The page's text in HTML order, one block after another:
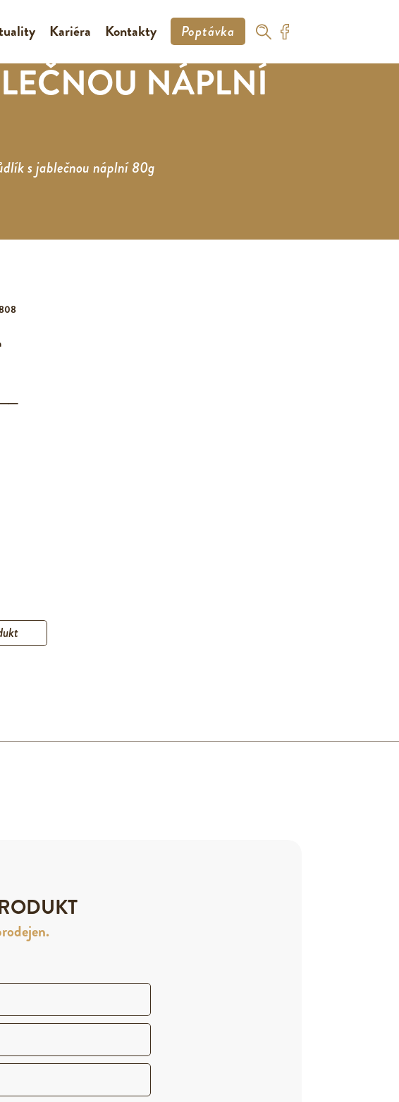
Kariéra Kontakty Poptávka
NÁPLNÍ
s jablečnou náplní 80g